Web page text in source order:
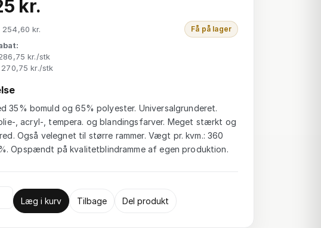
kr.
254,60 kr. Få på lager
kr./stk
270,75 kr./stk
35% bomuld og 65% polyester. Universalgrunderet.
, acryl-, tempera. og blandingsfarver. Meget stærkt og
Også velegnet til større rammer. Vægt pr. kvm.: 360
Opspændt på kvalitetblindramme af egen produktion.
Læg i kurv Tilbage Del produkt